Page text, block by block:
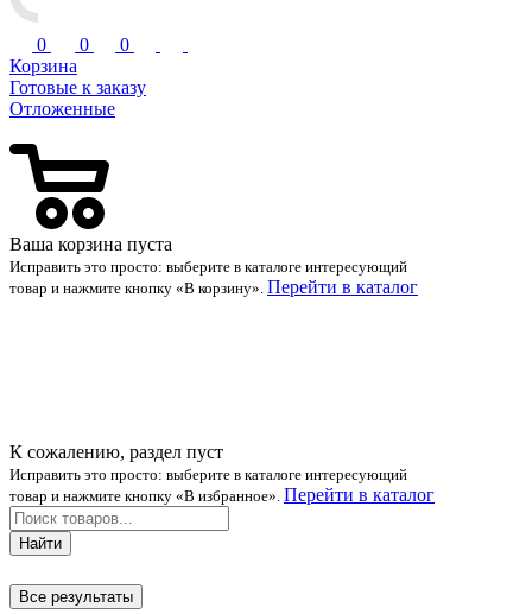
0 0
0
Корзина
Готовые к заказу
Отложенные
Ваша корзина пуста
Исправить это просто: выберите в каталоге интересующий
товар и нажмите кнопку «В корзину». Перейти в каталог
К сожалению, раздел пуст
Исправить это просто: выберите в каталоге интересующий
товар и нажмите кнопку «В избранное». Перейти в каталог
Найти
Все результаты